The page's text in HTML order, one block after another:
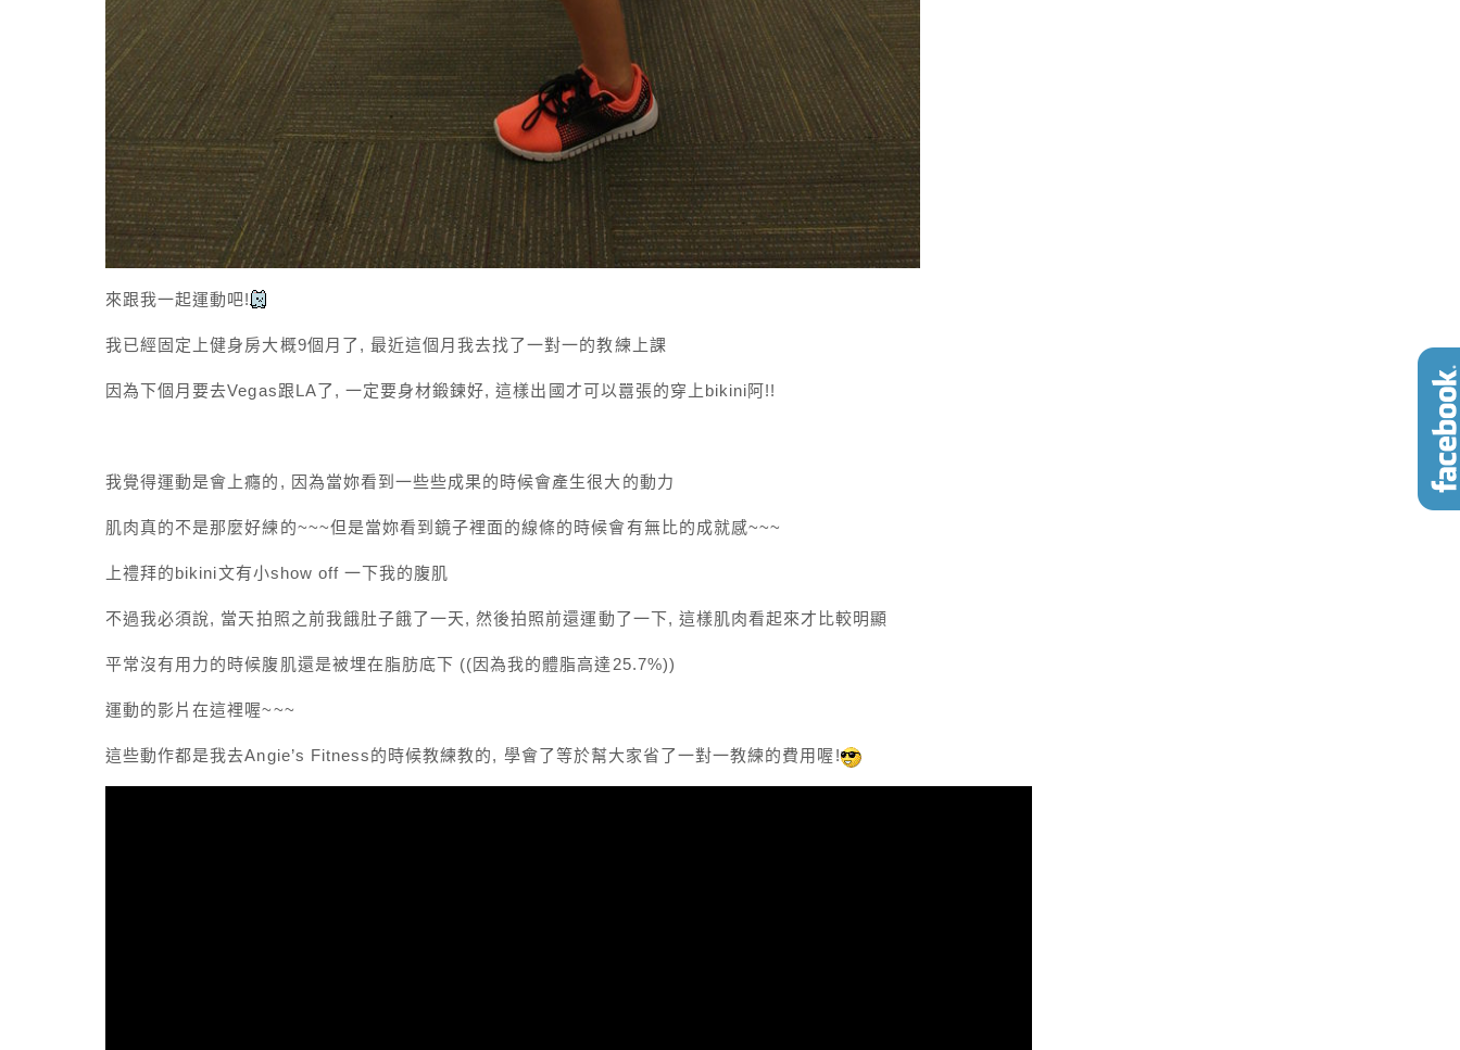
來跟我一起運動吧!
我已經固定上健身房大概9個月了, 最近這個月我去找了一對一的教練上課
因為下個月要去Vegas跟LA了, 一定要身材鍛鍊好, 這樣出國才可以囂張的穿上bikini阿!!
我覺得運動是會上癮的, 因為當妳看到一些些成果的時候會產生很大的動力
肌肉真的不是那麼好練的~~~但是當妳看到鏡子裡面的線條的時候會有無比的成就感~~~
上禮拜的bikini文有小show off 一下我的腹肌
不過我必須說, 當天拍照之前我餓肚子餓了一天, 然後拍照前還運動了一下, 這樣肌肉看起來才比較明顯
平常沒有用力的時候腹肌還是被埋在脂肪底下 ((因為我的體脂高達25.7%))
運動的影片在這裡喔~~~
這些動作都是我去Angie’s Fitness的時候教練教的, 學會了等於幫大家省了一對一教練的費用喔!